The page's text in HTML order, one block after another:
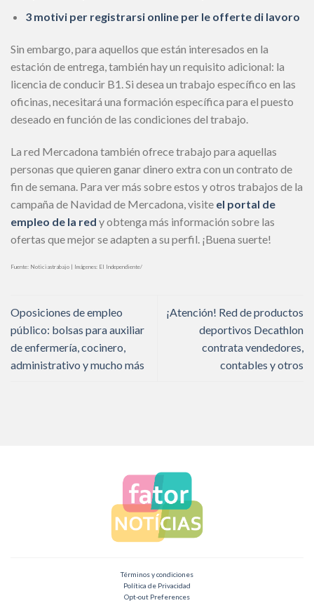
3 motivi per registrarsi online per le offerte di lavoro
Sin embargo, para aquellos que están interesados en la
estación de entrega, también hay un requisito adicional: la
licencia de conducir B1. Si desea un trabajo específico en las
oficinas, necesitará una formación específica para el puesto
deseado en función de las condiciones del trabajo.
La red Mercadona también ofrece trabajo para aquellas
personas que quieren ganar dinero extra con un contrato de
fin de semana. Para ver más sobre estos y otros trabajos de la
campaña de Navidad de Mercadona, visite el portal de
empleo de la red y obtenga más información sobre las
ofertas que mejor se adapten a su perfil. ¡Buena suerte!
Fuente: Noticiastrabajo | Imágenes: El Independiente/
Oposiciones de empleo
público: bolsas para auxiliar
de enfermería, cocinero,
administrativo y mucho más
¡Atención! Red de productos
deportivos Decathlon
contrata vendedores,
contables y otros
Términos y condiciones
Política de Privacidad
Opt-out Preferences